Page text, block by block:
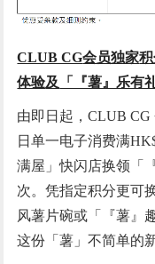
CLUB CG会员独家
体验及 「『薯』乐有
由即日起，CLUB
日单一电子消费满
满屋」快闪店换领「
次。凭指定积分更可
风薯片碗或「『薯』
这份「薯」不简单的